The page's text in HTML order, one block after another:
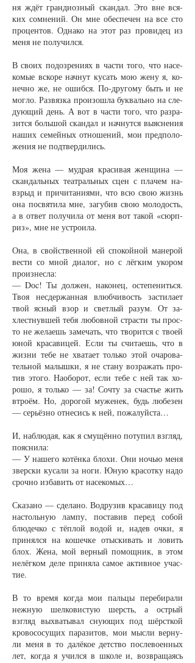
ня ждёт гран­ди­оз­ный скан­дал. Это вне вся­
ких со­мне­ний. Он мне обес­пе­чен на все сто
про­цен­тов. Од­на­ко на этот раз про­ви­дец из
ме­ня не по­лу­чил­ся.
В сво­их по­до­зре­ни­ях в час­ти то­го, что на­се­
ко­мые вско­ре нач­нут ку­сать мою же­ну я, ко­
неч­но же, не ошиб­ся. По-дру­го­му быть и не
мог­ло. Раз­вяз­ка про­изо­шла бук­валь­но на сле­
ду­ю­щий день. А вот в час­ти то­го, что раз­ра­
зит­ся боль­шой скан­дал и нач­нут­ся вы­яс­не­ния
на­ших се­мей­ных от­но­ше­ний, мои пред­по­ло­
же­ния не под­твер­ди­лись.
Моя же­на — муд­рая кра­си­вая жен­щи­на —
скан­даль­ных те­ат­раль­ных сцен с пла­чем на­
взрыд и при­чи­та­ни­я­ми, что всю свою жизнь
она по­свя­ти­ла мне, за­гу­бив свою мо­ло­дость,
а в от­вет по­лу­чи­ла от ме­ня вот та­кой «сюр­п­
риз», мне не устро­и­ла.
Она, в свойст­вен­ной ей спо­кой­ной ма­не­рой
вес­ти со мной диа­лог, но с лёг­ким уко­ром
про­из­нес­ла:
— Dоc! Ты дол­жен, на­ко­нец, осте­пе­нить­ся.
Твоя не­сдер­жан­ная влюб­чи­вость за­сти­ла­ет
твой яс­ный взор и свет­лый ра­зум. От за­
хлест­нув­шей те­бя лю­бов­ной страс­ти ты прос­
то не же­ла­ешь за­ме­чать, что тво­рит­ся с тво­ей
юной кра­са­ви­цей. Если ты счи­та­ешь, что в
жиз­ни те­бе не хва­та­ет толь­ко этой оча­ро­ва­
тель­ной ма­лыш­ки, я не ста­ну воз­ра­жать про­
тив это­го. На­обо­рот, если те­бе с ней так хо­
ро­шо, я толь­ко — за! Со­чту за счастье жить
втро­ём. Но, до­ро­гой му­же­нек, будь лю­бе­зен
— серь­ёз­но от­не­сись к ней, по­жа­луй­ста…
И, на­блю­дая, как я сму­щён­но по­ту­пил взгляд,
по­яс­ни­ла:
— У на­ше­го ко­тён­ка бло­хи. Они ночью ме­ня
звер­ски ку­са­ли за но­ги. Юную кра­сот­ку на­до
сроч­но из­ба­вить от на­се­ко­мых…
Ска­за­но — сде­ла­но. Во­дру­зив кра­са­ви­цу под
на­столь­ную лам­пу, по­ста­вив пе­ред со­бой
блю­деч­ко с тёп­лой во­дой и, на­дев оч­ки, я
при­нял­ся на ко­шеч­ке отыс­ки­вать и ло­вить
блох. Же­на, мой вер­ный по­мощ­ник, в этом
не­лёг­ком де­ле при­ня­ла са­мое ак­тив­ное учас­
тие.
В то вре­мя ког­да мои паль­цы пе­ре­би­ра­ли
неж­ную шел­ко­вис­тую шерсть, а ост­рый
взгляд вы­хва­ты­вал сну­ю­щих под шёрст­кой
кро­во­со­су­щих па­ра­зи­тов, мои мыс­ли вер­ну­
ли ме­ня в то да­лёкое дет­ст­во пос­ле­во­ен­ных
лет, ког­да я учил­ся в шко­ле и, воз­вра­ща­ясь